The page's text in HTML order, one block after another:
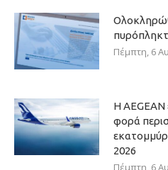
Πέμπτη, 6
Η
φορά
2026
Πέμπτη, 6